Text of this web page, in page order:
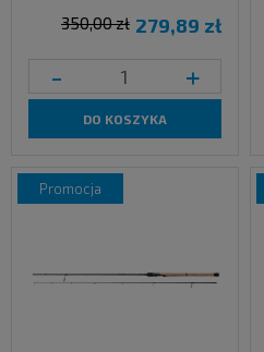
279,89 zł
350,00 zł
- +
DO KOSZYKA
promocja